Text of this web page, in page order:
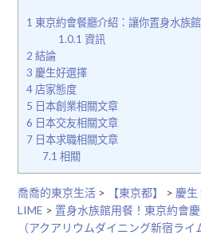
1 東京約會餐廳介紹：讓你置身水族
1.0.1 資訊
2 結論
3 慶生好選擇
4店家態度
5 日本創業相關文章
6 日本交友相關文章
7日本求職相關文章
7.1 相關
喬喬的東京生活> 【東京都】 > 慶生
LIME > 置身水族館用餐！東京約會
（アクアリウムダイニング新宿ライ